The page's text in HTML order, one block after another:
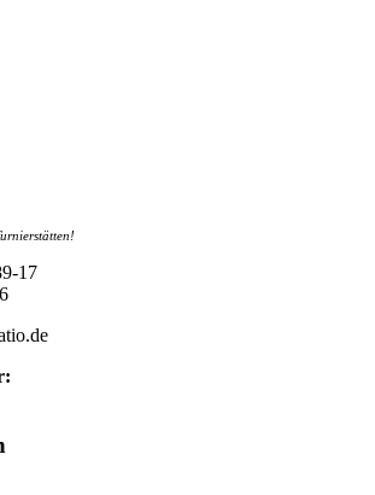
17